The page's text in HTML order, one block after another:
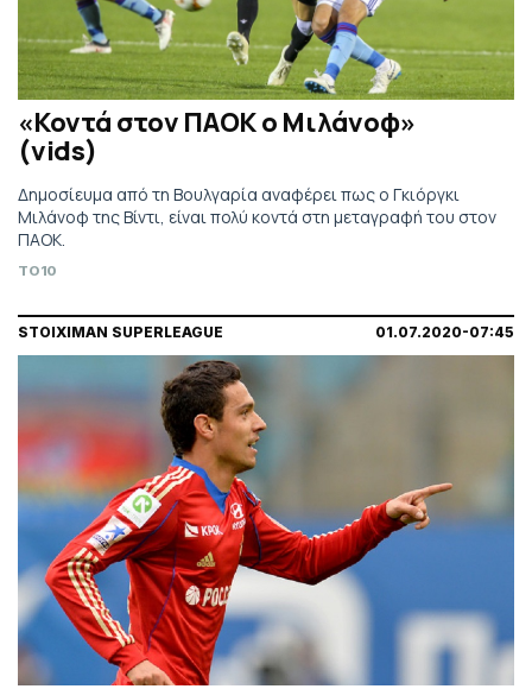
«Κοντά στον ΠΑΟΚ ο Μιλάνοφ»
(vids)
Δημοσίευμα από τη Βουλγαρία αναφέρει πως ο Γκιόργκι
Μιλάνοφ της Βίντι, είναι πολύ κοντά στη μεταγραφή του στον
ΠΑΟΚ.
TO10
STOIXIMAN SUPERLEAGUE 01.07.2020-07:45